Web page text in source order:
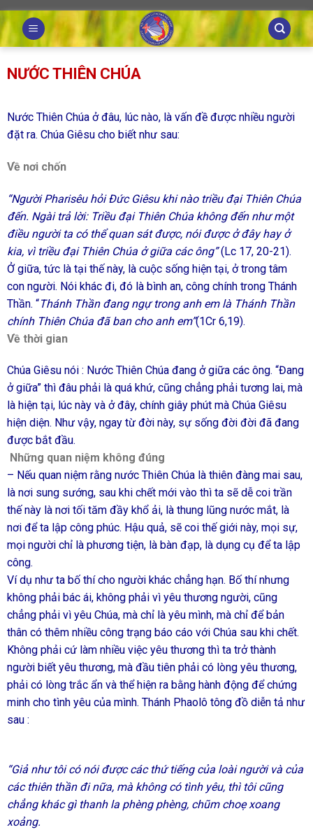
Skip
to
content
NƯỚC THIÊN CHÚA
Nước Thiên Chúa ở đâu, lúc nào, là vấn đề được nhiều người
đặt ra. Chúa Giêsu cho biết như sau:
Về nơi chốn
“Người Pharisêu hỏi Đức Giêsu khi nào triều đại Thiên Chúa
đến. Ngài trả lời: Triều đại Thiên Chúa không đến như một
điều người ta có thể quan sát được, nói được ở đây hay ở
kia, vì triều đại Thiên Chúa ở giữa các ông”(Lc 17, 20-21).
Ở giữa, tức là tại thế này, là cuộc sống hiện tại, ở trong tâm
con người. Nói khác đi, đó là bình an, công chính trong Thánh
Thần. “Thánh Thần đang ngự trong anh em là Thánh Thần
chính Thiên Chúa đã ban cho anh em”(1Cr 6,19).
Về thời gian
Chúa Giêsu nói : Nước Thiên Chúa đang ở giữa các ông. “Đang
ở giữa” thì đâu phải là quá khứ, cũng chẳng phải tương lai, mà
là hiện tại, lúc này và ở đây, chính giây phút mà Chúa Giêsu
hiện diện. Như vậy, ngay từ đời này, sự sống đời đời đã đang
được bắt đầu.
Những quan niệm không đúng
– Nếu quan niệm rằng nước Thiên Chúa là thiên đàng mai sau,
là nơi sung sướng, sau khi chết mới vào thì ta sẽ dễ coi trần
thế này là nơi tối tăm đầy khổ ải, là thung lũng nước mắt, là
nơi để ta lập công phúc. Hậu quả, sẽ coi thế giới này, mọi sự,
mọi người chỉ là phương tiện, là bàn đạp, là dụng cụ để ta lập
công.
Ví dụ như ta bố thí cho người khác chẳng hạn. Bố thí nhưng
không phải bác ái, không phải vì yêu thương người, cũng
chẳng phải vì yêu Chúa, mà chỉ là yêu mình, mà chỉ để bản
thân có thêm nhiều công trạng báo cáo với Chúa sau khi chết.
Không phải cứ làm nhiều việc yêu thương thì ta trở thành
người biết yêu thương, mà đầu tiên phải có lòng yêu thương,
phải có lòng trắc ẩn và thể hiện ra bằng hành động để chứng
minh cho tình yêu của mình. Thánh Phaolô tông đồ diễn tả như
sau :
“Giả như tôi có nói được các thứ tiếng của loài người và của
các thiên thần đi nữa, mà không có tình yêu, thì tôi cũng
chẳng khác gì thanh la phèng phèng, chũm choẹ xoang
xoảng.